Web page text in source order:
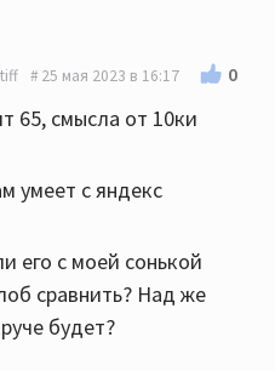
25 мая 2023 в 16:17 0
65, смысла от 10ки
умеет с яндекс
его с моей сонькой
сравнить? Над же
будет?